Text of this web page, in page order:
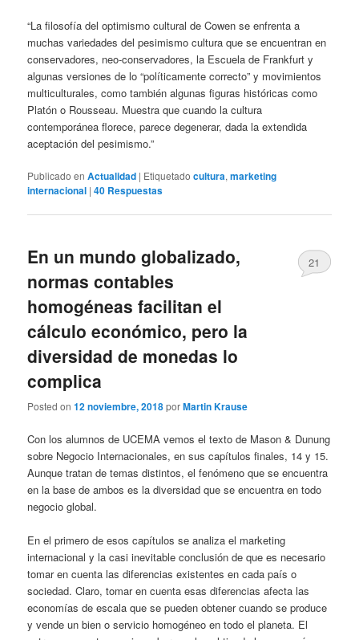
“La filosofía del optimismo cultural de Cowen se enfrenta a
muchas variedades del pesimismo cultura que se encuentran en
conservadores, neo-conservadores, la Escuela de Frankfurt y
algunas versiones de lo “políticamente correcto” y movimientos
multiculturales, como también algunas figuras históricas como
Platón o Rousseau. Muestra que cuando la cultura
contemporánea florece, parece degenerar, dada la extendida
aceptación del pesimismo.”
Publicado en Actualidad | Etiquetado cultura,marketing
internacional |40 Respuestas
En un mundo globalizado,
normas contables
homogéneas facilitan el
cálculo económico, pero la
diversidad de monedas lo
complica
Posted on12 noviembre, 2018porMartin Krause
21
Con los alumnos de UCEMA vemos el texto de Mason & Dunung
sobre Negocio Internacionales, en sus capítulos finales, 14 y 15.
Aunque tratan de temas distintos, el fenómeno que se encuentra
en la base de ambos es la diversidad que se encuentra en todo
negocio global.
En el primero de esos capítulos se analiza el marketing
internacional y la casi inevitable conclusión de que es necesario
tomar en cuenta las diferencias existentes en cada país o
sociedad. Claro, tomar en cuenta esas diferencias afecta las
economías de escala que se pueden obtener cuando se produce
y vende un bien o servicio homogéneo en todo el planeta. El